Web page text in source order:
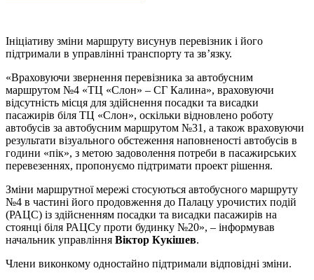
Ініціативу зміни маршруту висунув перевізник і його
підтримали в управлінні транспорту та зв’язку.
«Враховуючи звернення перевізника за автобусним
маршрутом №4 «ТЦ «Слон» – СГ Калина», враховуючи
відсутність місця для здійснення посадки та висадки
пасажирів біля ТЦ «Слон», оскільки відновлено роботу
автобусів за автобусним маршрутом №31, а також враховуючи
результати візуального обстеження наповненості автобусів в
години «пік», з метою задоволення потреби в пасажирських
перевезеннях, пропонуємо підтримати проект рішення.
Зміни маршрутної мережі стосуються автобусного маршруту
№4 в частині його продовження до Палацу урочистих подій
(РАЦС) із здійсненням посадки та висадки пасажирів на
стоянці біля РАЦСу проти будинку №20», – інформував
начальник управління Віктор Кукішев.
Члени виконкому одностайно підтримали відповідні зміни.